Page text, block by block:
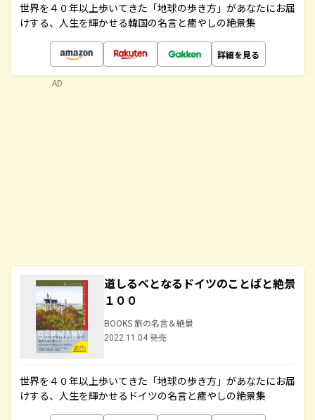
世界を４０年以上歩いてきた「地球の歩き方」があなたにお届
けする、人生を輝かせる韓国の名言と癒やしの絶景集
詳細を見る
道しるべとなるドイツのことばと絶景
１００
BOOKS 旅の名言＆絶景
2022.11.04 発売
世界を４０年以上歩いてきた「地球の歩き方」があなたにお届
けする、人生を輝かせるドイツの名言と癒やしの絶景集
AD